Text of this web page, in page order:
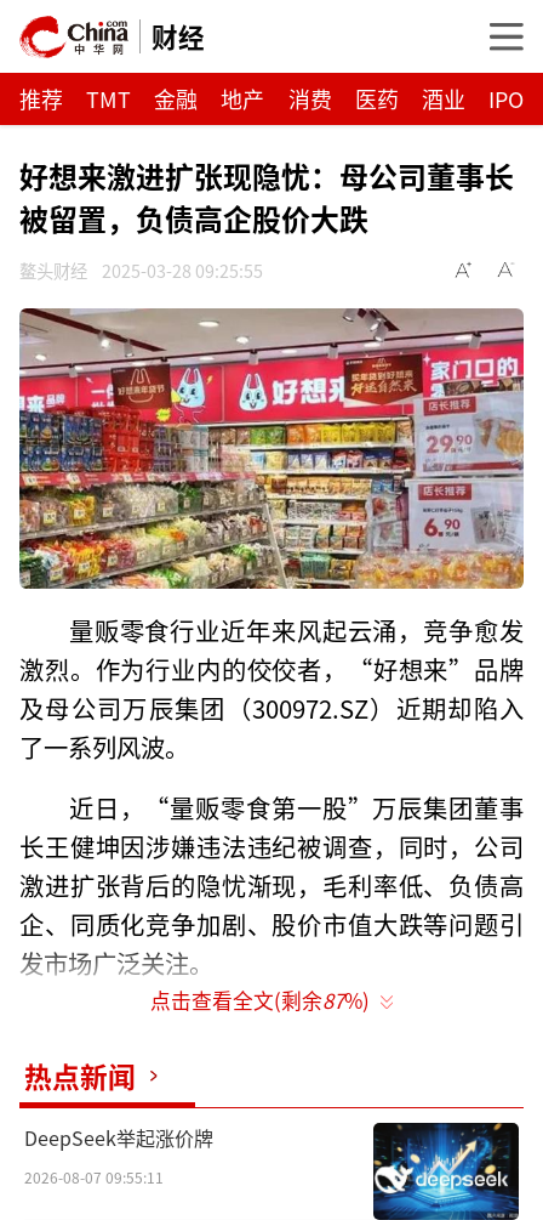
财经
推荐 TMT 金融 地产 消费 医药 酒业 IPO
好想来激进扩张现隐忧：母公司董事长
被留置，负债高企股价大跌
鳌头财经 2025-03-28 09:25:55
量贩零食行业近年来风起云涌，竞争愈发
激烈。作为行业内的佼佼者，“好想来”品牌
及母公司万辰集团（300972.SZ）近期却陷入
了一系列风波。
近日，“量贩零食第一股”万辰集团董事
长王健坤因涉嫌违法违纪被调查，同时，公司
激进扩张背后的隐忧渐现，毛利率低、负债高
企、同质化竞争加剧、股价市值大跌等问题引
发市场广泛关注。
激进扩张隐忧渐显
创立于2011年的万辰集团，最初主要从事
食用菌生产和销售，2022年切入量贩零食赛
道。2023年10月，万辰集团把旗下陆小馋、好
想来、来优品、吖嘀吖嘀4大品牌统一合并
点击查看全文(剩余87%)
热点新闻
DeepSeek举起涨价牌
2026-08-07 09:55:11